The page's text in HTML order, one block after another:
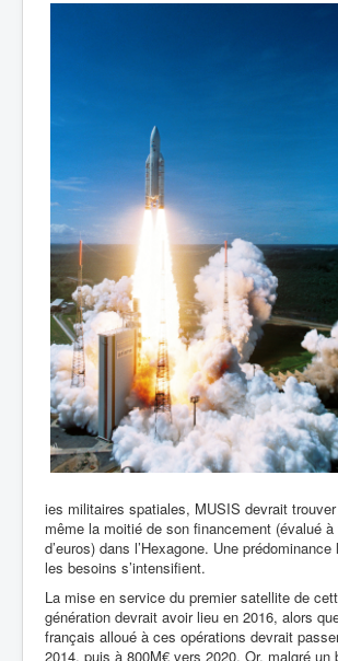
ies militaires spatiales, MUSIS devrait
même la moitié de son financement (évalué
d’euros) dans l’Hexagone. Une
les besoins s’intensifient.
La mise en service du premier satellite de
génération devrait avoir lieu en 2016, alors
français alloué à ces opérations devrait
2014, puis à 800M€ vers 2020. Or, malgré un